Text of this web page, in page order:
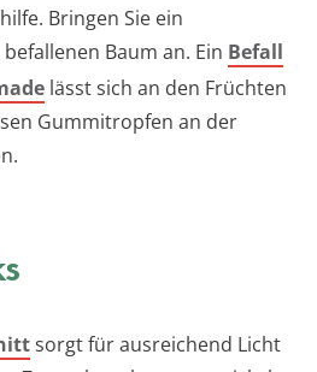
Bringen Sie ein
Baum an. Ein Befall
lässt sich an den Früchten
Gummitropfen an der
sorgt für ausreichend Licht